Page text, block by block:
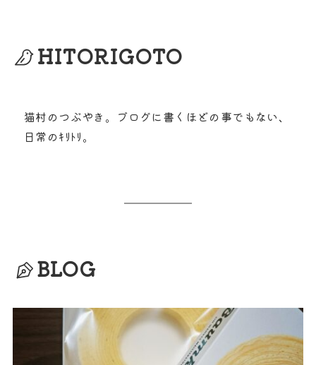
HITORIGOTO
猫村のつぶやき。ブログに書くほどの事でもない、
日常のｷﾘﾄﾘ。
BLOG